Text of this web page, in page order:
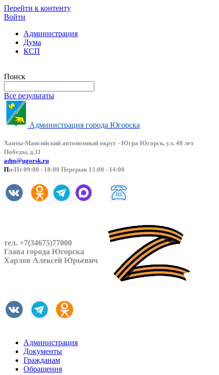
Перейти к контенту
Войти
Администрация
Дума
КСП
Поиск
Все результаты
Администрация города Югорска
Ханты-Мансийский автономный округ - Югра Югорск, ул. 40 лет
Победы, д.11
adm@ugorsk.ru
Пн-Пт 09:00 - 18:00 Перерыв 13:00 - 14:00
тел. +7(34675)77000
Глава города Югорска
Харлов Алексей Юрьевич
Администрация
Документы
Гражданам
Обращения